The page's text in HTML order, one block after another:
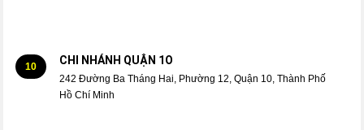
10 CHI NHÁNH QUẬN 1O
242 Đường Ba Tháng Hai, Phường 12, Quận 10, Thành Phố
Hồ Chí Minh